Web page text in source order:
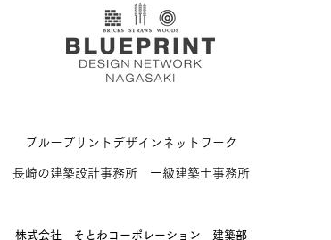
ブループリントデザインネットワーク
長崎の建築設計事務所 一級建築士事務所
​株式会社 そとわコーポレーション 建築部